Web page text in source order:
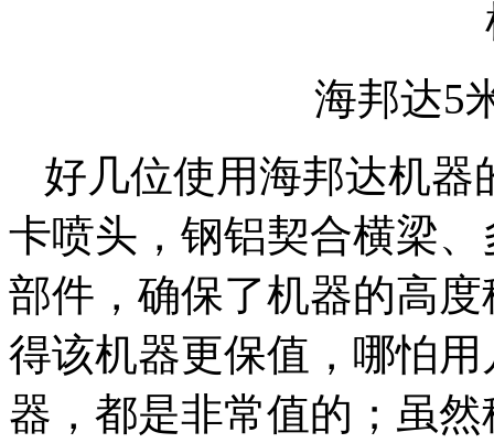
海邦达5
好几位使用海邦达机器
卡喷头，钢铝契合横梁
部件，确保了机器的高
得该机器更保值，哪怕
器，都是非常值的；虽